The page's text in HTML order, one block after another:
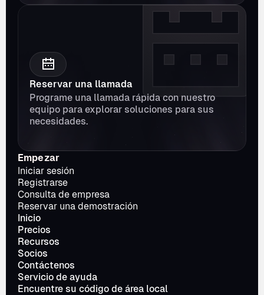
Reservar una llamada
Programe una llamada rápida con nuestro
equipo para explorar soluciones para sus
necesidades.
Empezar
Iniciar sesión
Registrarse
Consulta de empresa
Reservar una demostración
Inicio
Precios
Recursos
Socios
Contáctenos
Servicio de ayuda
Encuentre su código de área local